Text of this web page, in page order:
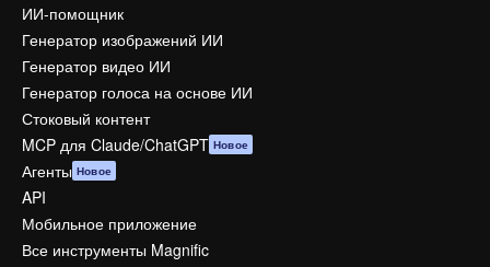
ИИ-помощник
Генератор изображений ИИ
Генератор видео ИИ
Генератор голоса на основе ИИ
Стоковый контент
MCP для Claude/ChatGPT Новое
Агенты Новое
API
Мобильное приложение
Все инструменты Magnific